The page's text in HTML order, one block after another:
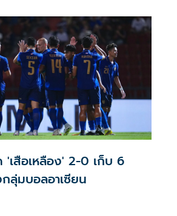
'เสือเหลือง' 2-0 เก็บ 6
ลุ่มบอลอาเซียน